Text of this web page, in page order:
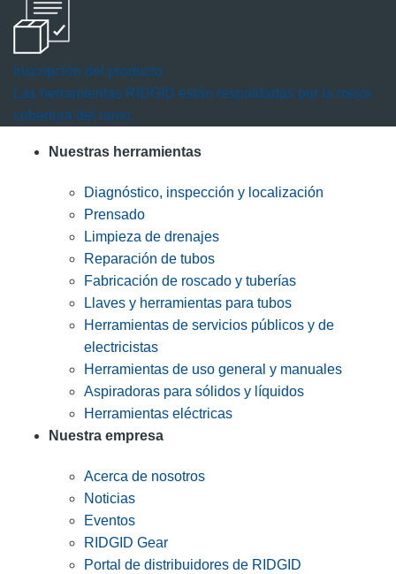
Inscripción del producto
Las herramientas RIDGID están respaldadas por la mejor
cobertura del ramo.
Nuestras herramientas
Diagnóstico, inspección y localización
Prensado
Limpieza de drenajes
Reparación de tubos
Fabricación de roscado y tuberías
Llaves y herramientas para tubos
Herramientas de servicios públicos y de
electricistas
Herramientas de uso general y manuales
Aspiradoras para sólidos y líquidos
Herramientas eléctricas
Nuestra empresa
Acerca de nosotros
Noticias
Eventos
RIDGID Gear
Portal de distribuidores de RIDGID